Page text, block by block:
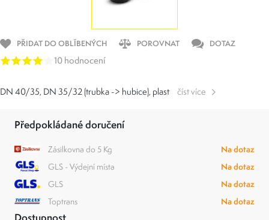
PŘIDAT DO OBLÍBENÝCH POROVNAT DOTAZ
10 hodnocení
DN 40/35, DN 35/32 (trubka -> hubice), plast číst více
Předpokládané doručení
Zásilkovna do 5 Kg
Na dotaz
GLS - Výdejní místa
Na dotaz
GLS
Na dotaz
Toptrans
Na dotaz